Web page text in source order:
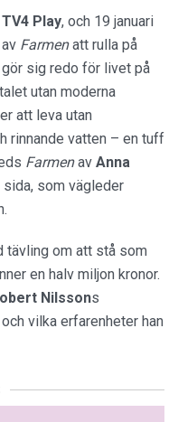
TV4 Play, och 19 januari
Farmenatt rulla på
sig redo för livet på
utan moderna
att leva utan
rinnande vatten – en tuff
Farmenav Anna
som vägleder
tävling om att stå som
en halv miljon kronor.
Nilssons
vilka erfarenheter han